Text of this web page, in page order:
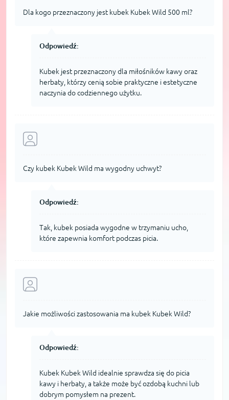
Dla kogo przeznaczony jest kubek Kubek Wild 500 ml?
Odpowiedź:
Kubek jest przeznaczony dla miłośników kawy oraz
herbaty, którzy cenią sobie praktyczne i estetyczne
naczynia do codziennego użytku.
Czy kubek Kubek Wild ma wygodny uchwyt?
Odpowiedź:
Tak, kubek posiada wygodne w trzymaniu ucho,
które zapewnia komfort podczas picia.
Jakie możliwości zastosowania ma kubek Kubek Wild?
Odpowiedź:
Kubek Kubek Wild idealnie sprawdza się do picia
kawy i herbaty, a także może być ozdobą kuchni lub
dobrym pomysłem na prezent.